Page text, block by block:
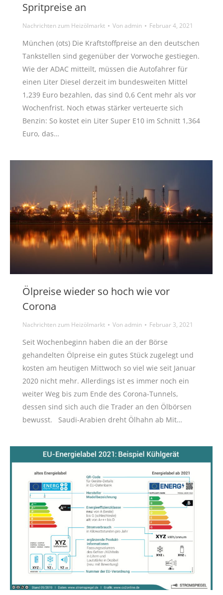
Spritpreise an
Nachrichten zum Heizölmarkt Vonadmin Februar 4, 2021
München (ots) Die Kraftstoffpreise an den deutschen
Tankstellen sind gegenüber der Vorwoche gestiegen.
Wie der ADAC mitteilt, müssen die Autofahrer für
einen Liter Diesel derzeit im bundesweiten Mittel
1,239 Euro bezahlen, das sind 0,6 Cent mehr als vor
Wochenfrist. Noch etwas stärker verteuerte sich
Benzin: So kostet ein Liter Super E10 im Schnitt 1,364
Euro, das…
Ölpreise wieder so hoch wie vor
Corona
Nachrichten zum Heizölmarkt Vonadmin Februar 3, 2021
Seit Wochenbeginn haben die an der Börse
gehandelten Ölpreise ein gutes Stück zugelegt und
kosten am heutigen Mittwoch so viel wie seit Januar
2020 nicht mehr. Allerdings ist es immer noch ein
weiter Weg bis zum Ende des Corona-Tunnels,
dessen sind sich auch die Trader an den Ölbörsen
bewusst. Saudi-Arabien dreht Ölhahn ab Mit…